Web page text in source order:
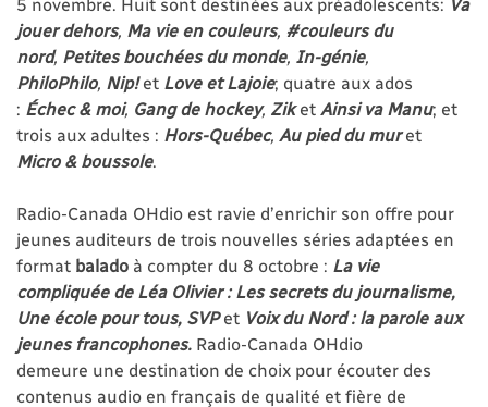
jouer dehors, Ma vie en couleurs, #couleurs du
nord, Petites bouchées du monde, In-génie,
PhiloPhilo, Nip!et Love et Lajoie; quatre aux ados
: Échec & moi, Gang de hockey, Zik et Ainsi va Manu; et
trois aux adultes : Hors-Québec, Au pied du muret
Micro & boussole.
Radio-Canada OHdio est ravie d’enrichir son offre pour
jeunes auditeurs de trois nouvelles séries adaptées en
format balado à compter du 8 octobre : La vie
compliquée de Léa Olivier : Les secrets du journalisme,
Une école pour tous, SVPet Voix du Nord : la parole aux
jeunes francophones. Radio-Canada OHdio
demeure une destination de choix pour écouter des
contenus audio en français de qualité et fière de